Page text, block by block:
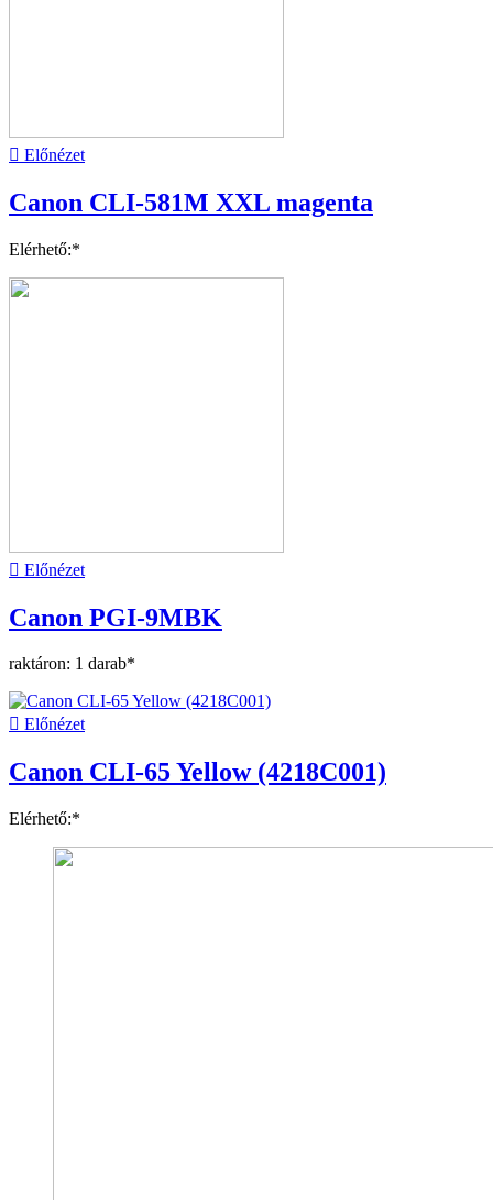
 Előnézet
Canon CLI-581M XXL magenta
Elérhető:*
 Előnézet
Canon PGI-9MBK
raktáron: 1 darab*
 Előnézet
Canon CLI-65 Yellow (4218C001)
Elérhető:*